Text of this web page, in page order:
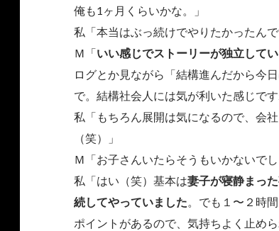
俺も1ヶ月くらいかな。」
私「本当はぶっ続けでやりたかったんで
Ｍ「いい感じでストーリーが独立して
ログとか見ながら「結構進んだから今
で。結構社会人には気が利いた感じです
私「もちろん展開は気になるので、会
（笑）」
Ｍ「お子さんいたらそうもいかないでし
私「はい（笑）基本は妻子が寝静まっ
続してやっていました。でも１〜２時
ポイントがあるので、気持ちよく止めら